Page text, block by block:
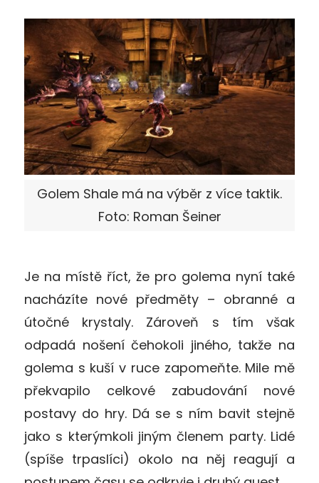
Golem Shale má na výběr z více taktik.
Foto: Roman Šeiner
Je na místě říct, že pro golema nyní také
nacházíte nové předměty – obranné a
útočné krystaly. Zároveň s tím však
odpadá nošení čehokoli jiného, takže na
golema s kuší v ruce zapomeňte. Mile mě
překvapilo celkové zabudování nové
postavy do hry. Dá se s ním bavit stejně
jako s kterýmkoli jiným členem party. Lidé
(spíše trpaslíci) okolo na něj reagují a